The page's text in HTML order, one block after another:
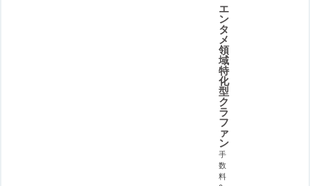
エ
ン
タ
メ
領
域
特
化
型
ク
ラ
フ
ァ
ン
手
数
料